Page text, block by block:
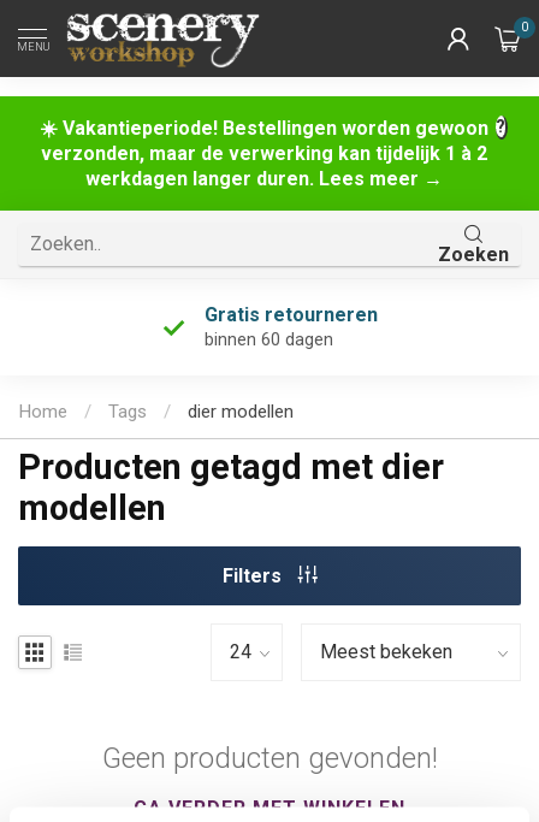
☀️ Vakantieperiode! Bestellingen worden gewoon
verzonden, maar de verwerking kan tijdelijk 1 à 2
werkdagen langer duren. Lees meer →
MENU
0
Zoeken
Gratis retourneren
binnen 60 dagen
Home / Tags / dier modellen
Producten getagd met dier
modellen
Filters
Geen producten gevonden!
GA VERDER MET WINKELEN